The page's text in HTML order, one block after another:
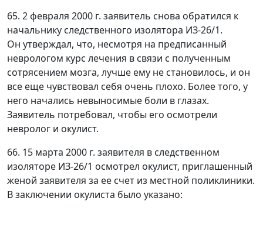
65. 2 февраля 2000 г. заявитель снова обратился к
начальнику следственного изолятора ИЗ-26/1.
Он утверждал, что, несмотря на предписанный
неврологом курс лечения в связи с полученным
сотрясением мозга, лучше ему не становилось, и он
все еще чувствовал себя очень плохо. Более того, у
него начались невыносимые боли в глазах.
Заявитель потребовал, чтобы его осмотрели
невролог и окулист.
66. 15 марта 2000 г. заявителя в следственном
изоляторе ИЗ-26/1 осмотрел окулист, приглашенный
женой заявителя за ее счет из местной поликлиники.
В заключении окулиста было указано: